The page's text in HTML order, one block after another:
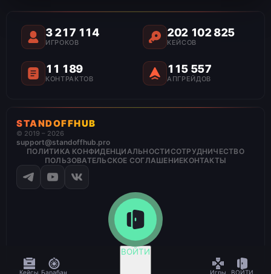
Кейсы Барабан Игры ВОЙТИ
ВОЙТИ
3 217 114
ИГРОКОВ
202 102 825
КЕЙСОВ
11 189
КОНТРАКТОВ
115 557
АПГРЕЙДОВ
STANDOFFHUB
© 2019 – 2026
support@standoffhub.pro
ПОЛИТИКА КОНФИДЕНЦИАЛЬНОСТИСОТРУДНИЧЕСТВО
ПОЛЬЗОВАТЕЛЬСКОЕ СОГЛАШЕНИЕКОНТАКТЫ